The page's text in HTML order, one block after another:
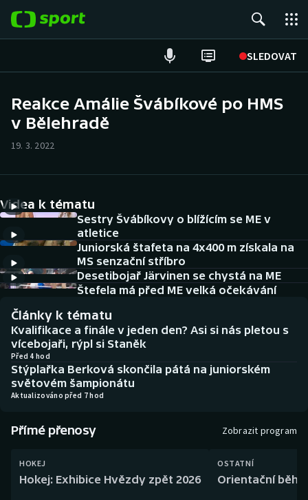
SLEDOVAT
Hokej
Cyklistika
DALŠÍ SPORTY
Americký fotbal
Baseball a softbal
Basketbal
Biatlon
Curling
NEPŘEHLÉDNĚTE
Soutěže
Historické návraty
Aplikace ČT sport
Reakce Amálie Švábíkové po HMS
v Bělehradě
19. 3. 2022
Videa k tématu
Sestry Švábíkovy o blížícím se ME v
atletice
Juniorská štafeta na 4x400 m získala na
MS senzační stříbro
Desetibojař Järvinen se chystá na ME
Štefela má před ME velká očekávání
Články k tématu
Kvalifikace a finále v jeden den? Asi si nás pletou s
vícebojaři, rýpl si Staněk
Před 4 hod
Stýplařka Berková skončila pátá na juniorském
světovém šampionátu
Aktualizováno před 7 hod
Přímé přenosy Zobrazit program
HOKEJ
Hokej: Exhibice Hvězdy zpět 2026
OSTATNÍ
Orientační běh: